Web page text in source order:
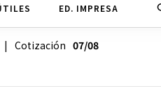
ED. IMPRESA
Cotización 07/08